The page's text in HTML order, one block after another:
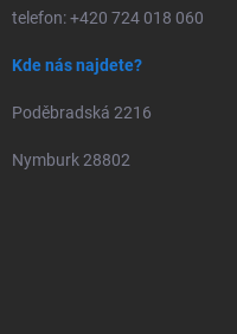
telefon: +420 724 018 060
Kde nás najdete?
Poděbradská 2216
Nymburk 28802